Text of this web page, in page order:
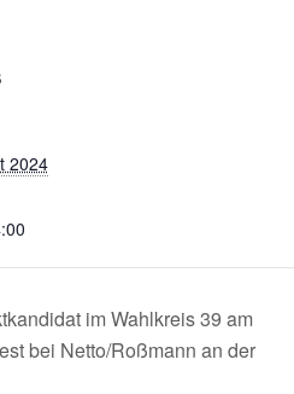
2024
im Wahlkreis 39 am
bei Netto/Roßmann an der